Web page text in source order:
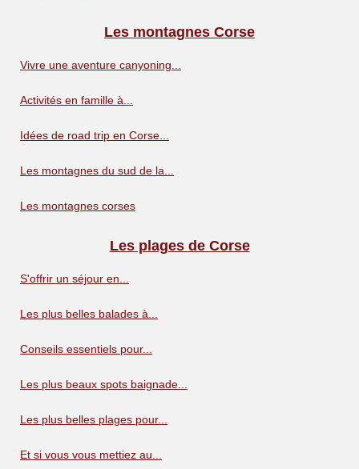
Les montagnes Corse
Vivre une aventure canyoning...
Activités en famille à...
Idées de road trip en Corse...
Les montagnes du sud de la...
Les montagnes corses
Les plages de Corse
S'offrir un séjour en...
Les plus belles balades à...
Conseils essentiels pour...
Les plus beaux spots baignade...
Les plus belles plages pour...
Et si vous vous mettiez au...